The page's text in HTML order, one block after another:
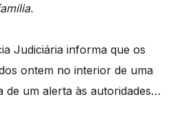
Judiciária informa que os
ontem no interior de uma
de um alerta às autoridades…